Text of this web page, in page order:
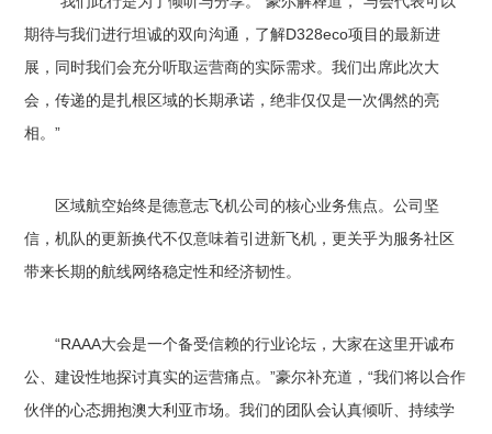
期待与我们进行坦诚的双向沟通，了解D328eco项目的最新进
展，同时我们会充分听取运营商的实际需求。我们出席此次大
会，传递的是扎根区域的长期承诺，绝非仅仅是一次偶然的亮
相。”
区域航空始终是德意志飞机公司的核心业务焦点。公司坚
信，机队的更新换代不仅意味着引进新飞机，更关乎为服务社区
带来长期的航线网络稳定性和经济韧性。
“RAAA大会是一个备受信赖的行业论坛，大家在这里开诚布
公、建设性地探讨真实的运营痛点。”豪尔补充道，“我们将以合作
伙伴的心态拥抱澳大利亚市场。我们的团队会认真倾听、持续学